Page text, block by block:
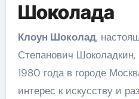
Шоколада
Клоун Шоколад,
Степанович Шоколадкин,
1980 года в городе
интерес к искусству и